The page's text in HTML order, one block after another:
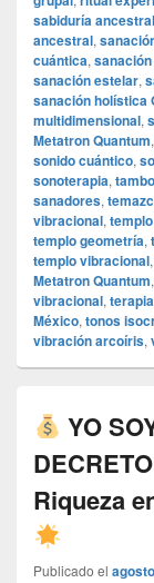
sabiduría
ancestral,
cuántica,
sanación estelar,
sanación holística
multidimensional,
Metatron Quantum,
sonido cuántico,
sonoterapia,
sanadores,
vibracional,
templo geometría,
templo vibracional,
Metatron Quantum,
vibracional,
México, tonos
vibración arcoíris,
YO
Riqueza
Publicado el